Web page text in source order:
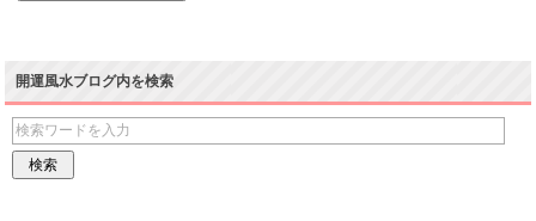
開運風水ブログ内を検索